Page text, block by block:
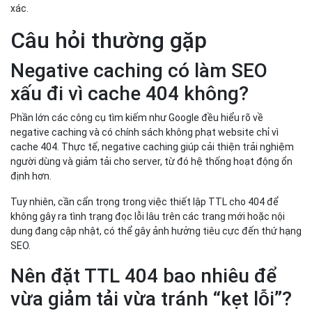
xác.
Câu hỏi thường gặp
Negative caching có làm SEO
xấu đi vì cache 404 không?
Phần lớn các công cụ tìm kiếm như Google đều hiểu rõ về
negative caching và có chính sách không phạt website chỉ vì
cache 404. Thực tế, negative caching giúp cải thiện trải nghiệm
người dùng và giảm tải cho server, từ đó hệ thống hoạt động ổn
định hơn.
Tuy nhiên, cần cẩn trọng trong việc thiết lập TTL cho 404 để
không gây ra tình trạng đọc lỗi lâu trên các trang mới hoặc nội
dung đang cập nhật, có thể gây ảnh hưởng tiêu cực đến thứ hạng
SEO.
Nên đặt TTL 404 bao nhiêu để
vừa giảm tải vừa tránh “kẹt lỗi”?